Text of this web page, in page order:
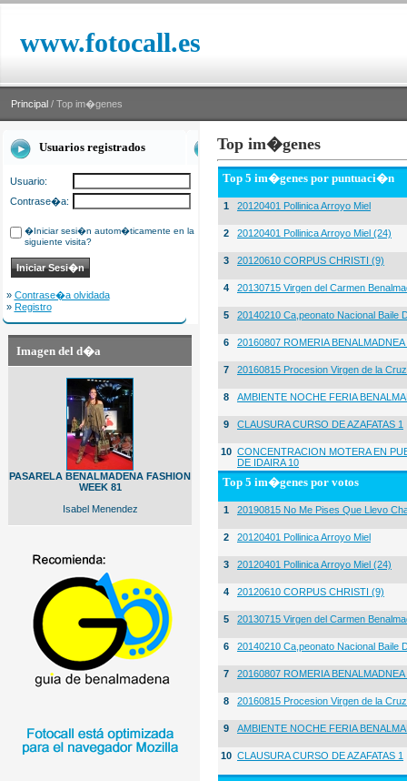
www.fotocall.es
Principal / Top im�genes
Usuarios registrados
Usuario:
Contrase�a:
�Iniciar sesi�n autom�ticamente en la
siguiente visita?
» Contrase�a olvidada
» Registro
Imagen del d�a
PASARELA BENALMADENA FASHION
WEEK 81
Isabel Menendez
Top im�genes
Top 5 im�genes por puntuaci�n
1 20120401 Pollinica Arroyo Miel
2 20120401 Pollinica Arroyo Miel (24)
3 20120610 CORPUS CHRISTI (9)
4 20130715 Virgen del Carmen
5 20140210 Ca,peonato Nacional Baile
6 20160807 ROMERIA
7 20160815 Procesion Virgen de la
8 AMBIENTE NOCHE FERIA
9 CLAUSURA CURSO DE AZAFATAS 1
10 CONCENTRACION MOTERA EN
DE IDAIRA 10
Top 5 im�genes por votos
1 20190815 No Me Pises Que Llevo
2 20120401 Pollinica Arroyo Miel
3 20120401 Pollinica Arroyo Miel (24)
4 20120610 CORPUS CHRISTI (9)
5 20130715 Virgen del Carmen
6 20140210 Ca,peonato Nacional Baile
7 20160807 ROMERIA
8 20160815 Procesion Virgen de la
9 AMBIENTE NOCHE FERIA
10 CLAUSURA CURSO DE AZAFATAS 1